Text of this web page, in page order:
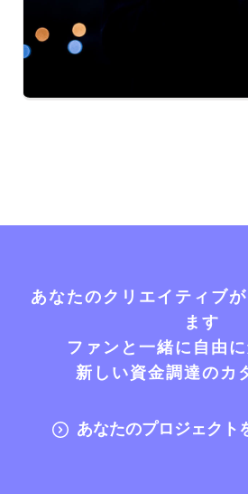
あなたのクリエイティブ
ます
ファンと一緒に自由
新しい資金調達のカ
あなたのプロジェクト